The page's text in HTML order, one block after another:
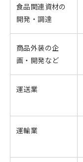
食品関連資材の
開発・調達
商品外装の企
画・開発など
運送業
運輸業